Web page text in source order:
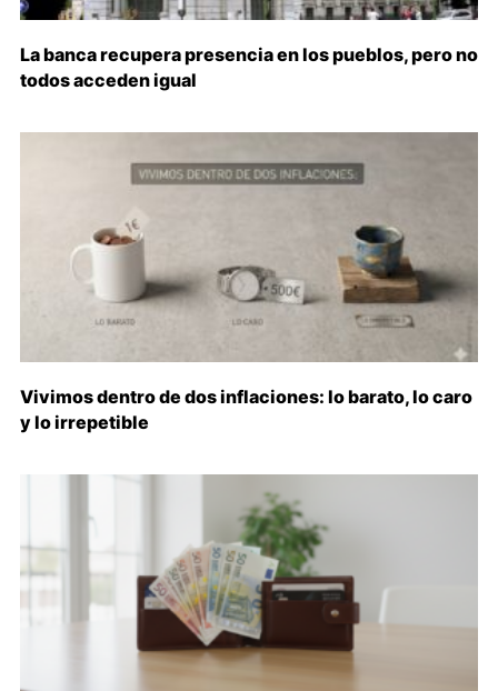
La banca recupera presencia en los pueblos, pero no
todos acceden igual
Vivimos dentro de dos inflaciones: lo barato, lo caro
y lo irrepetible